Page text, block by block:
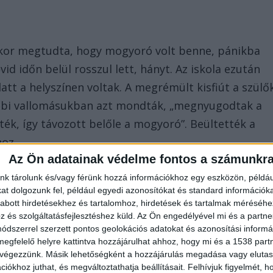
Az Ön adatainak védelme fontos a
tárolunk és/vagy férünk hozzá információkhoz egy eszközön,
dolgozunk fel, például egyedi azonosítókat és standard
hirdetésekhez és tartalomhoz, hirdetések és tartalmak
és szolgáltatásfejlesztéshez küld. Az Ön engedélyével mi és a
szerzett pontos geolokációs adatokat és azonosítási
helyre kattintva hozzájárulhat ahhoz, hogy mi és a 1538
Másik lehetőségként a hozzájárulás megadása vagy
juthat, és megváltoztathatja beállításait. Felhívjuk figyelmét,
megtudta, hogy mogyoró volt benne, pánikba
időn belül rosszul lett, hányt. Az iskola ezután
a helyszínen voltak. A megrémült kisfiút a
vallomásukban azt mondták, „megnyugodtak a
így távozott belőle a mogyoró”. Beültették a
ezért megálltak egy benzinkútnál, ahol mentőt
nem tért magához, életét a kiérkező